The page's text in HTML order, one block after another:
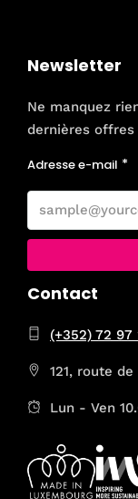
Newsletter
Ne manquez
dernières offres
Adresse e-mail
Contact
(+352) 72 97
121, route
Lun - Ven